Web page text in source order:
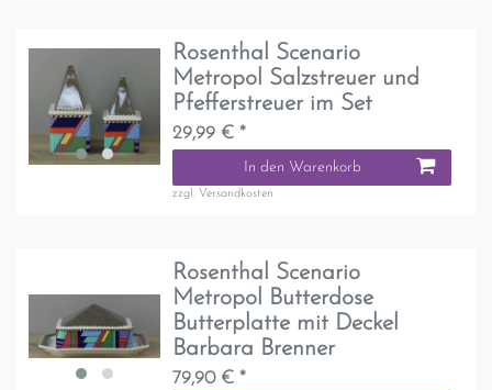
Rosenthal Scenario
Metropol Salzstreuer und
Pfefferstreuer im Set
29,99 € *
In den Warenkorb
zzgl. Versandkosten
Rosenthal Scenario
Metropol Butterdose
Butterplatte mit Deckel
Barbara Brenner
79,90 € *